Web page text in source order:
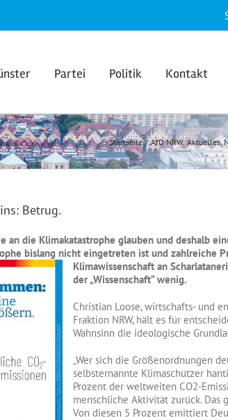
Partei Politik Kontakt
Startseite AfD NRW Aktuelles
Betrug.
an die Klimakatastrophe glauben und deshalb
bislang nicht eingetreten ist und zahlreiche
Klimawissenschaft an
der „Wissenschaft“ wenig.
Christian Loose, wirtschafts- und
Fraktion NRW, hält es für
Wahnsinn die ideologische
„Wer sich die Größenordnungen
selbsternannte Klimaschützer
Prozent der weltweiten CO2-
menschliche Aktivität zurück. Das
Von diesen 5 Prozent emittiert